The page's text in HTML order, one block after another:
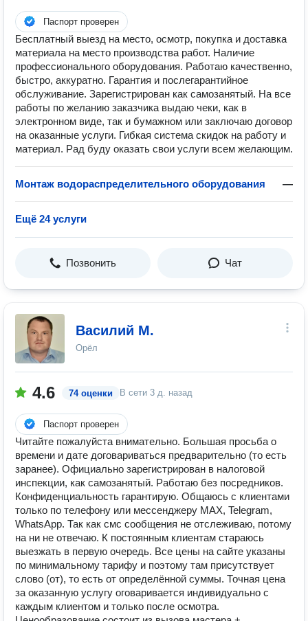
Паспорт проверен
Бесплатный выезд на место, осмотр, покупка и доставка
материала на место производства работ. Наличие
профессионального оборудования. Работаю качественно,
быстро, аккуратно. Гарантия и послегарантийное
обслуживание. Зарегистрирован как самозанятый. На все
работы по желанию заказчика выдаю чеки, как в
электронном виде, так и бумажном или заключаю договор
на оказанные услуги. Гибкая система скидок на работу и
материал. Рад буду оказать свои услуги всем желающим.
Монтаж водораспределительного оборудования —
Ещё 24 услуги
Позвонить Чат
Василий М.
Орёл
4.6 74 оценки В сети 3 д. назад
Паспорт проверен
Читайте пожалуйста внимательно. Большая просьба о
времени и дате договариваться предварительно (то есть
заранее). Официально зарегистрирован в налоговой
инспекции, как самозанятый. Работаю без посредников.
Конфиденциальность гарантирую. Общаюсь с клиентами
только по телефону или мессенджеру MAX, Telegram,
WhatsApp. Так как смс сообщения не отслеживаю, потому
на ни не отвечаю. К постоянным клиентам стараюсь
выезжать в первую очередь. Все цены на сайте указаны
по минимальному тарифу и поэтому там присутствует
слово (от), то есть от определённой суммы. Точная цена
за оказанную услугу оговаривается индивидуально с
каждым клиентом и только после осмотра.